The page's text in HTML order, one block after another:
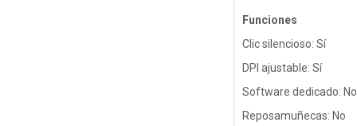
Funciones
Clic silencioso: Sí
DPI ajustable: Sí
Software dedicado: No
Reposamuñecas: No